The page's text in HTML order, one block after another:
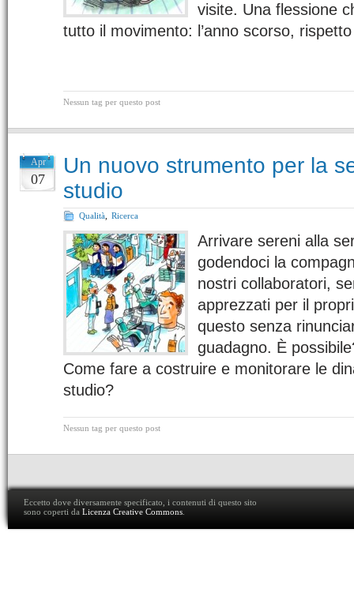
visite. Una flessione
tutto il movimento: l’anno scorso,
Nessun tag per questo post
Apr
07
Un nuovo strumento per la
studio
Qualità Ricerca
Arrivare sereni alla
godendoci la
nostri collaboratori,
apprezzati per il
questo senza
guadagno. È
Come fare a costruire e monitorare le
studio?
Nessun tag per questo post
Eccetto dove diversamente specificato, i contenuti di questo sito
sono coperti da Licenza Creative Commons